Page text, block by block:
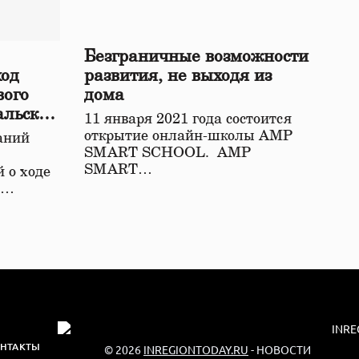
о ходе
Безграничные возможности
развития, не выходя из
дома
11 января 2021 года состоится
открытие онлайн-школы АМР
SMART SCHOOL. АМР
SMART…
© 2026 INREGIONTODAY.RU - НОВОСТИ